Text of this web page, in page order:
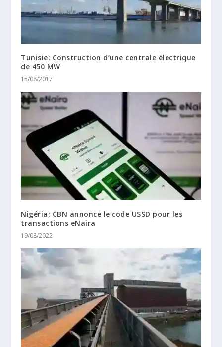
Tunisie: Construction d’une centrale électrique
de 450 MW
15/08/2017
Nigéria: CBN annonce le code USSD pour les
transactions eNaira
19/08/2022